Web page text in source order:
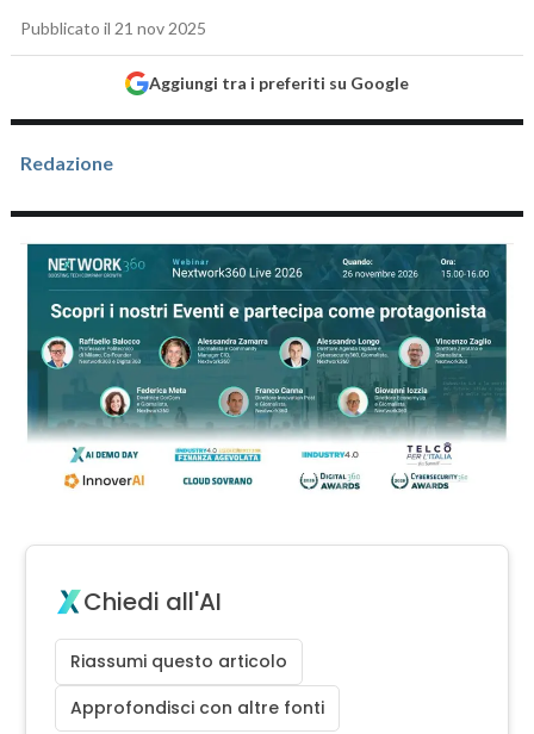
Pubblicato il 21 nov 2025
Aggiungi tra i preferiti su Google
Redazione
Chiedi all'AI
Riassumi questo articolo
Approfondisci con altre fonti